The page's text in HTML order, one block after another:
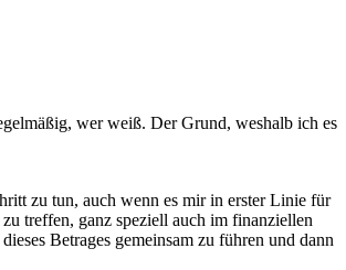
wer weiß. Der Grund, weshalb ich es
zu tun, auch wenn es mir in erster Linie für
treffen, ganz speziell auch im finanziellen
Betrages gemeinsam zu führen und dann